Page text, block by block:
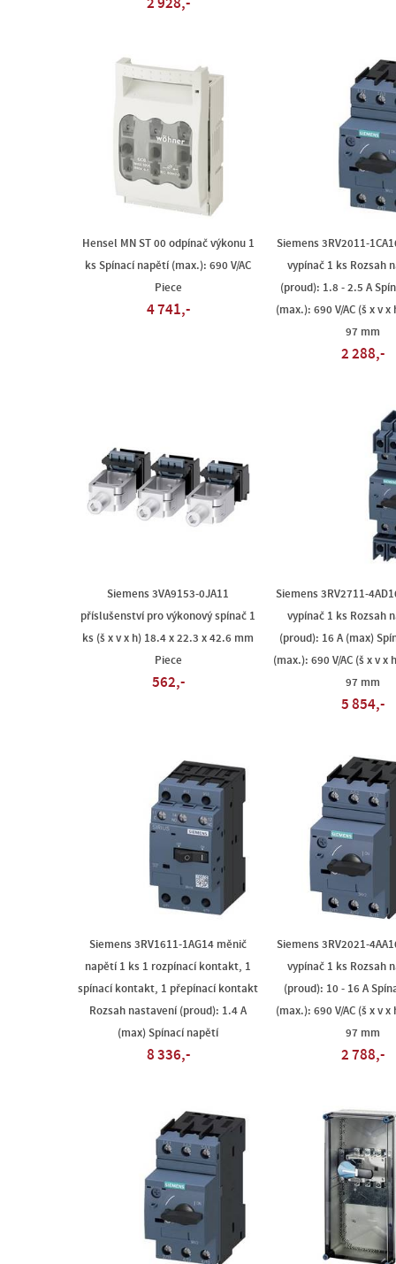
2 928,-
Hensel MN ST 00 odpínač výkonu 1
ks Spínací napětí (max.): 690 V/AC
Piece
4 741,-
Siemens 3RV2011-
vypínač 1 ks Rozsah
(proud): 1.8 - 2.5 A
(max.): 690 V/AC (š x v x
97 mm
2 288,-
Siemens 3VA9153-0JA11
příslušenství pro výkonový spínač 1
ks (š x v x h) 18.4 x 22.3 x 42.6 mm
Piece
562,-
Siemens 3RV2711-
vypínač 1 ks Rozsah
(proud): 16 A (max)
(max.): 690 V/AC (š x v x
97 mm
5 854,-
Siemens 3RV1611-1AG14 měnič
napětí 1 ks 1 rozpínací kontakt, 1
spínací kontakt, 1 přepínací kontakt
Rozsah nastavení (proud): 1.4 A
(max) Spínací napětí
8 336,-
Siemens 3RV2021-
vypínač 1 ks Rozsah
(proud): 10 - 16 A
(max.): 690 V/AC (š x v x
97 mm
2 788,-